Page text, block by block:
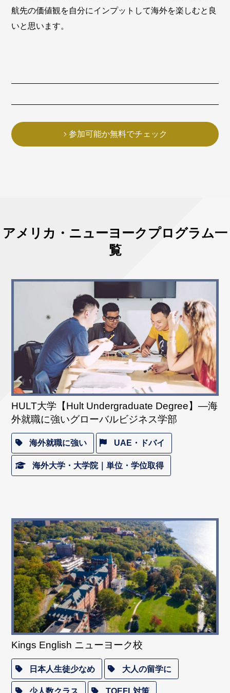
航先の価値観を自分にインプットして海外を楽しむと良
いと思います。
参加可能か無料でチェック
アメリカ・ニューヨークプログラム一
覧
HULT大学【Hult Undergraduate Degree】―海
外就職に強いグローバルビジネス学部
海外就職に強い UAE・ドバイ
海外大学・大学院｜単位・学位取得
Kings English ニューヨーク校
日本人生徒少なめ 大人の留学に